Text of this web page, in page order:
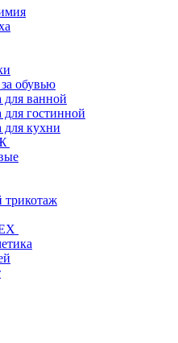
обувью
для ванной
для гостинной
для кухни